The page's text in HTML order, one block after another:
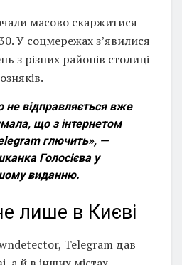
масово скаржитися
У соцмережах з’явилися
з різних районів столиці
не відправляється вже
що з інтернетом
глючить», —
Голосієва у
виданню.
лише в Києві
Telegram дав